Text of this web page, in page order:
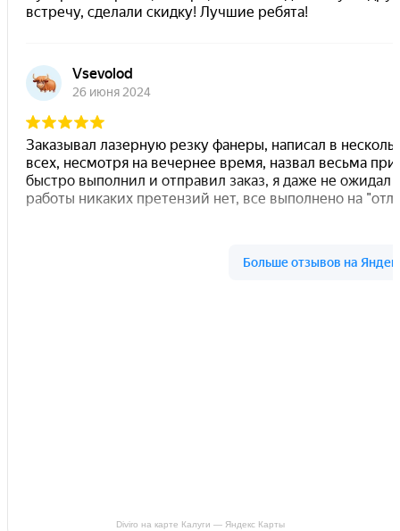
Diviro на карте Калуги — Яндекс Карты